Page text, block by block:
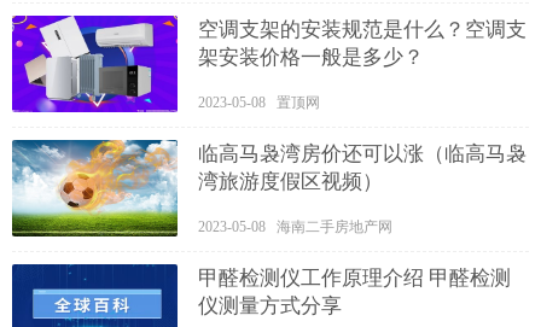
空调支架的安装规范是什么？空调支
架安装价格一般是多少？
2023-05-08 置顶网
临高马袅湾房价还可以涨（临高马袅
湾旅游度假区视频）
2023-05-08 海南二手房地产网
甲醛检测仪工作原理介绍 甲醛检测
仪测量方式分享